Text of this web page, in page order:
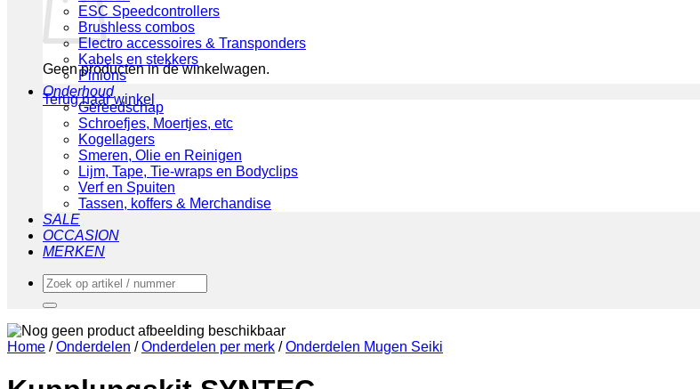
Geen producten in de winkelwagen.
Terug naar winkel
ESC Speedcontrollers
Brushless combos
Electro accessoires & Transponders
Kabels en stekkers
Pinions
Onderhoud
Gereedschap
Schroefjes, Moertjes, etc
Kogellagers
Smeren, Olie en Reinigen
Lijm, Tape, Tie-wraps en Bodyclips
Verf en Spuiten
Tassen, koffers & Merchandise
SALE
OCCASION
MERKEN
Zoeken
naar:
Home / Onderdelen / Onderdelen per merk / Onderdelen Mugen Seiki